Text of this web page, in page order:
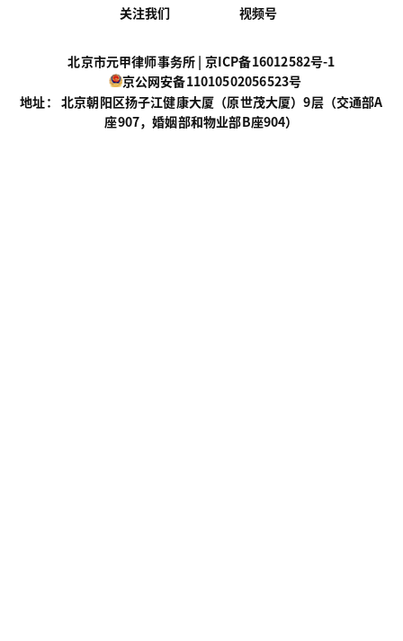
关注我们 视频号
北京市元甲律师事务所 | 京ICP备16012582号-1
京公网安备11010502056523号
地址： 北京朝阳区扬子江健康大厦（原世茂大厦）9层（交通部A
座907，婚姻部和物业部B座904）